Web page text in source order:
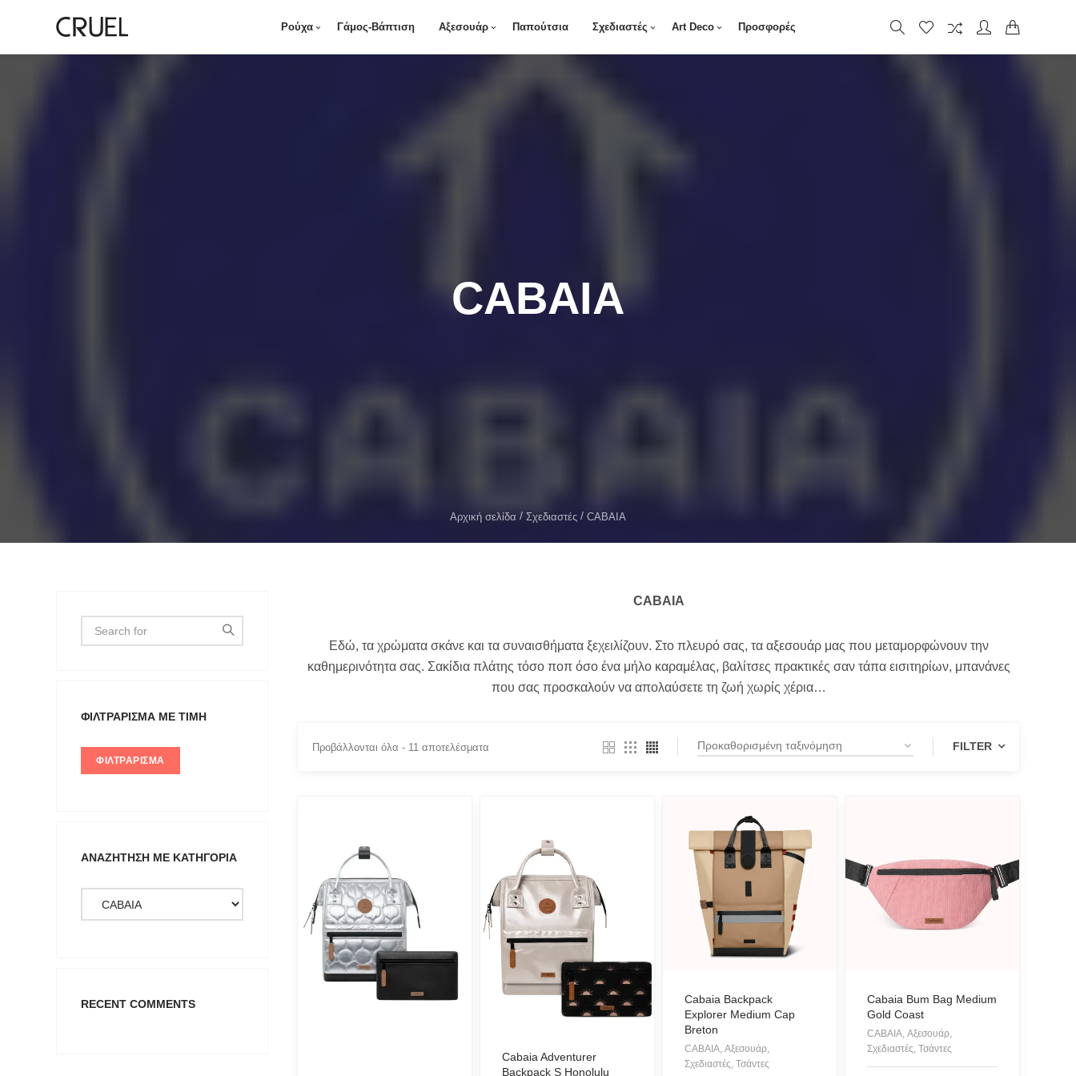
Ρούχα Γάμος-Βάπτιση Αξεσουάρ Παπούτσια Σχεδιαστές Art Deco Προσφορές
CABAIA
Αρχική σελίδα Σχεδιαστές CABAIA
CABAIA
Εδώ, τα χρώματα σκάνε και τα συναισθήματα ξεχειλίζουν. Στο πλευρό σας, τα αξεσουάρ μας που μεταμορφώνουν την
καθημερινότητα σας. Σακίδια πλάτης τόσο ποπ όσο ένα μήλο καραμέλας, βαλίτσες πρακτικές σαν τάπα εισιτηρίων, μπανάνες
που σας προσκαλούν να απολαύσετε τη ζωή χωρίς χέρια…
Προβάλλονται όλα - 11 αποτελέσματα FILTER
Actitude Twinset
ANTIDOTE KNITWEAR
ARGALIOS
Art Deco
BUFFALO
C-THROU
Cabaia Adventurer
Backpack S Honolulu
Cabaia Backpack
Explorer Medium Cap
Breton
CABAIA, Αξεσουάρ,
Σχεδιαστές, Τσάντες
Cabaia Bum Bag Medium
Gold Coast
CABAIA, Αξεσουάρ,
Σχεδιαστές, Τσάντες
ΦΙΛΤΡΆΡΙΣΜΑ ΜΕ ΤΙΜΉ
ΦΙΛΤΡΆΡΙΣΜΑ
ΑΝΑΖΉΤΗΣΗ ΜΕ ΚΑΤΗΓΟΡΊΑ
RECENT COMMENTS